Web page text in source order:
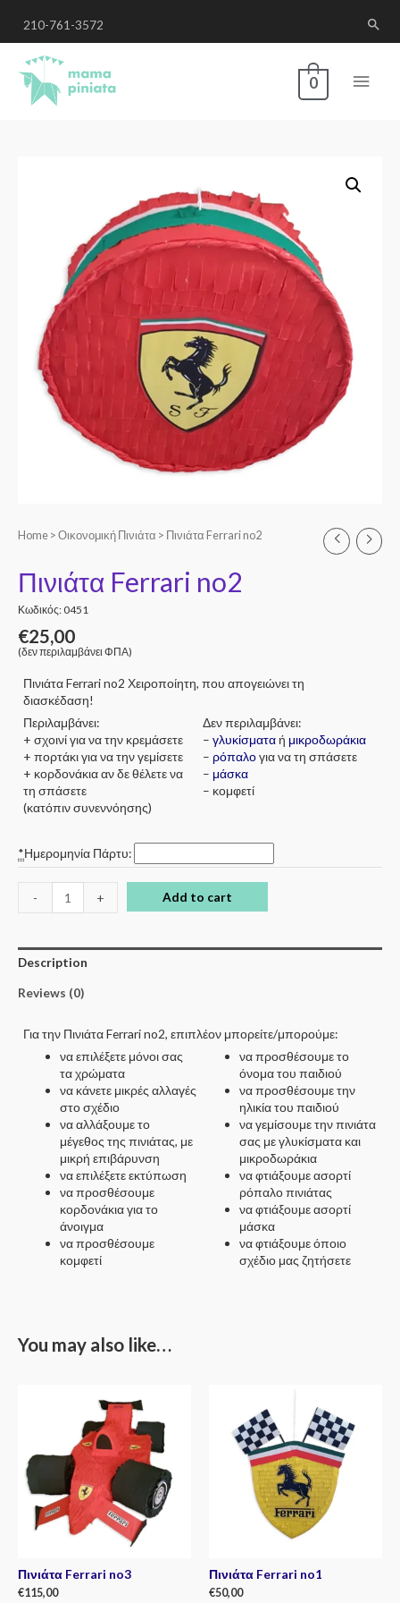
210-761-3572
0
Home > Οικονομική Πινιάτα > Πινιάτα Ferrari no2
Πινιάτα Ferrari no2
Κωδικός: 0451
€25,00
(δεν περιλαμβάνει ΦΠΑ)
Πινιάτα Ferrari no2 Χειροποίητη, που απογειώνει τη
διασκέδαση!
Περιλαμβάνει:
+ σχοινί για να την κρεμάσετε
+ πορτάκι για να την γεμίσετε
+ κορδονάκια αν δε θέλετε να
τη σπάσετε
(κατόπιν συνεννόησης)
Δεν περιλαμβάνει:
– γλυκίσματαή μικροδωράκια
– ρόπαλογια να τη σπάσετε
– μάσκα
– κομφετί
*Ημερομηνία Πάρτυ:
- + Add to cart
Description
Reviews (0)
Για την Πινιάτα Ferrari no2, επιπλέον μπορείτε/μπορούμε:
να επιλέξετε μόνοι σας
τα χρώματα
να κάνετε μικρές αλλαγές
στο σχέδιο
να αλλάξουμε το
μέγεθος της πινιάτας, με
μικρή επιβάρυνση
να επιλέξετε εκτύπωση
να προσθέσουμε
κορδονάκια για το
άνοιγμα
να προσθέσουμε
κομφετί
να προσθέσουμε το
όνομα του παιδιού
να προσθέσουμε την
ηλικία του παιδιού
να γεμίσουμε την πινιάτα
σας με γλυκίσματα και
μικροδωράκια
να φτιάξουμε ασορτί
ρόπαλο πινιάτας
να φτιάξουμε ασορτί
μάσκα
να φτιάξουμε όποιο
σχέδιο μας ζητήσετε
You may also like…
Πινιάτα Ferrari no3
€115,00
Πινιάτα Ferrari no1
€50,00